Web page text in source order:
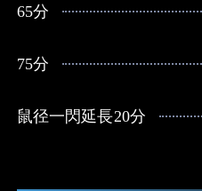
65分
75分
鼠径一閃延長20分